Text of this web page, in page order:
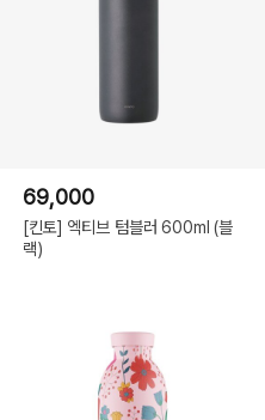
69,000
[킨토] 엑티브 텀블러 600ml (블
랙)